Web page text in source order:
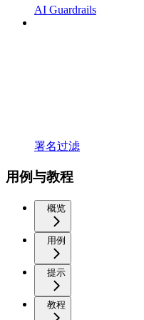
AI Guardrails
署名过滤
用例与教程
概览
用例
提示
教程